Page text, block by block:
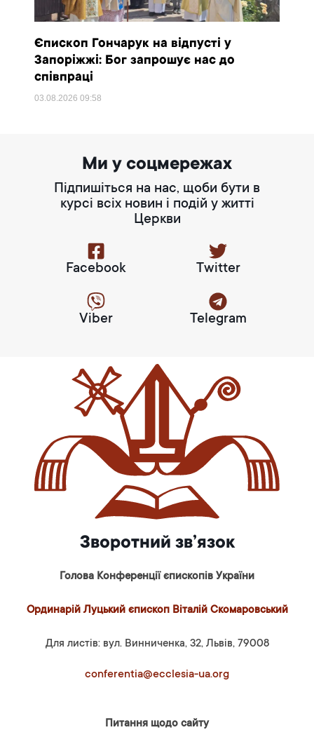
Єпископ Гончарук на відпусті у
Запоріжжі: Бог запрошує нас до
співпраці
03.08.202609:58
Ми у соцмережах
Підпишіться на нас, щоби бути в
курсі всіх новин і подій у житті
Церкви
Facebook Twitter
Viber Telegram
Зворотний зв’язок
Голова Конференції єпископів України
Ординарій Луцький єпископ Віталій Скомаровський
Для листів: вул. Винниченка, 32, Львів, 79008
conferentia@ecclesia-ua.org
Питання щодо сайту